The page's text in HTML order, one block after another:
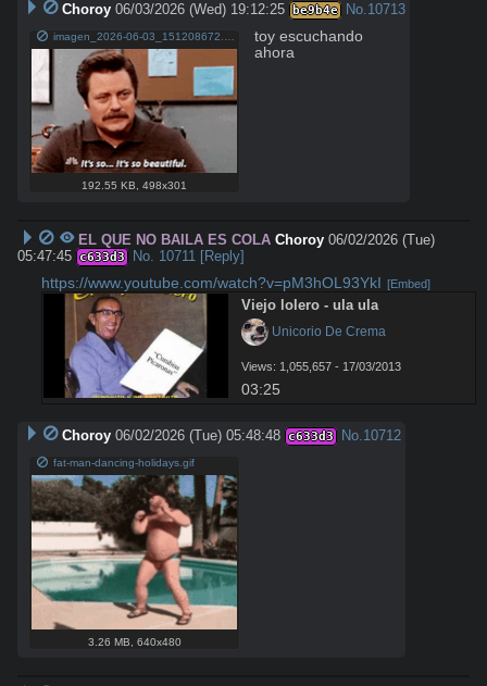
Choroy 06/03/2026 (Wed) 19:12:25 be9b4e No.10713
imagen_2026-06-03_151208672.png
192.55 KB,498x301
toy escuchando
ahora
EL QUE NO BAILA ES COLA Choroy 06/02/2026 (Tue)
05:47:45 c633d3 No. 10711 [Reply]
https://www.youtube.com/watch?v=pM3hOL93YkI [Embed]
Viejo lolero - ula ula
Unicorio De Crema
Views: 1,055,657 - 17/03/2013
03:25
Choroy 06/02/2026 (Tue) 05:48:48 c633d3 No. 10712
fat-man-dancing-holidays.gif
3.26 MB 640x480